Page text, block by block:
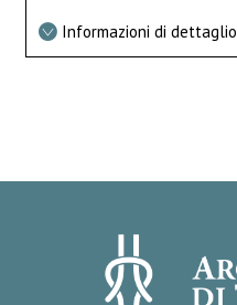
Informazioni di dettaglio